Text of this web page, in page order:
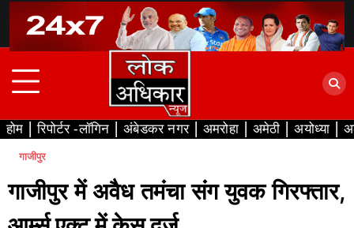
content
होम रिपोर्टर -लॉगिन अंबेडकर नगर अमरोहा अमेठी अयोध्या
गाजीपुर
गाजीपुर में अवैध तमंचा संग युवक गिरफ्तार,